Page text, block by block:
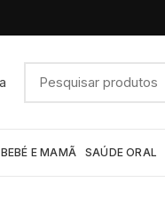
BEBÉ E MAMÃ SAÚDE ORAL